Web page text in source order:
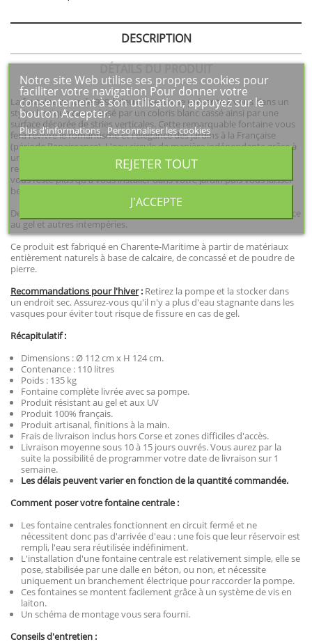
DESCRIPTION
DÉTAILS DU PRODUIT
La fontaine centrale 909 à deux niveaux se présente à vous dans un
style classique caractérisé par un coloris blanc cassé ainsi par une
surface décorée de stries verticales. Cette remarquable fontaine vous
fera revivre le romantisme et l'élégance des jardins à la Française
(période Renaissance). L'eau circule de manière indépendante grâce à
un circuit fermé et alimenté par une pompe. Conçue en pierre
reconstituée cette fontaine perdurera de nombreuses années. Il ne
vous reste plus qu'à vous installer dans votre jardin puis vous laisser
bercer par le doux bruit de l'eau ruisselante
De grande qualité, la pierre reconstituée est connue pour sa résistance
au gel et autres intempéries.
Ce produit est fabriqué en Charente-Maritime à partir de matériaux
entièrement naturels à base de calcaire, de concassé et de poudre de
pierre.
Recommandations pour l'hiver: Retirez la pompe et la stocker dans
un endroit sec. Assurez-vous qu'il n'y a plus d'eau stagnante dans les
vasques pour éviter tout risque de fissure en cas de gel.
Récapitulatif :
Dimensions : Ø 112 cm x H 124 cm.
Contenance : 110 litres
Poids : 135 kg
Fontaine complète livrée avec sa pompe.
Produit résistant au gel et aux UV
Produit 100% français.
Produit artisanal, finitions à la main.
Frais de livraison inclus hors Corse et zones difficiles d'accès.
Livraison moyenne sous 10 à 15 jours ouvrés. Vous aurez par la
suite la possibilité de programmer votre date de livraison sur 1
semaine.
Les délais peuvent varier en fonction de la quantité commandée.
Comment poser votre fontainecentrale :
Les fontaine centrales fonctionnent en circuit fermé et ne
nécessitent donc pas d'arrivée d'eau : une fois que leur réservoir est
rempli, l'eau sera réutilisée indéfiniment.
L'installation d'une fontaine centrale est relativement simple, elle se
pose, stabilisée par une dalle en béton, ou non, et nécessite
uniquement un branchement électrique pour raccorder la pompe.
Ces fontaines se montent facilement grâce à un système de vis en
laiton.
Un schéma de montage vous sera fourni.
Conseils d'entretien :
Notre site Web utilise ses propres cookies pour
faciliter votre navigation Pour donner votre
consentement à son utilisation, appuyez sur le
bouton Accepter.
Plus d'informations Personnaliser les cookies
REJETER TOUT
J'ACCEPTE